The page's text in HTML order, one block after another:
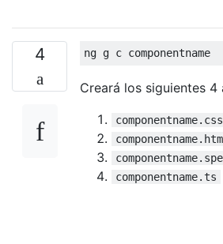
4
Creará los siguientes 4
componentname.css
componentname.ts